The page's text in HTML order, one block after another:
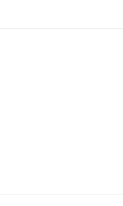
上隱私與數據安全